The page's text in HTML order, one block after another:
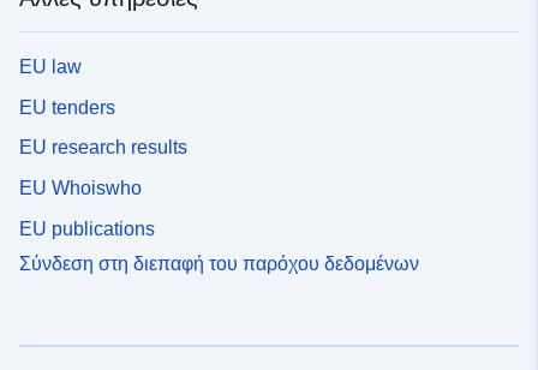
EU law
EU tenders
EU research results
EU Whoiswho
EU publications
Σύνδεση στη διεπαφή του παρόχου δεδομένων